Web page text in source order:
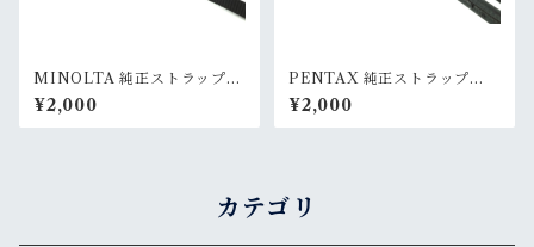
MINOLTA 純正ストラップ
(黒・細・ナイロン)
¥2,000
PENTAX 純正ストラップ
(黒・細・合皮)
¥2,000
カテゴリ